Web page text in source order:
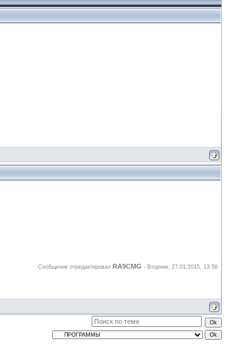
Сообщение отредактировал RA9CMG - Вторник, 27.01.2015, 13:58